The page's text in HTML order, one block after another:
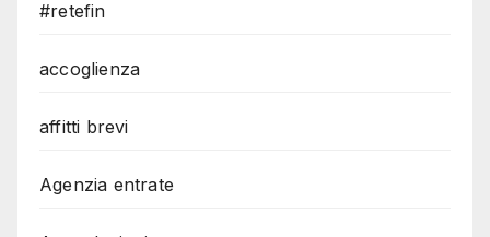
#retefin
accoglienza
affitti brevi
Agenzia entrate